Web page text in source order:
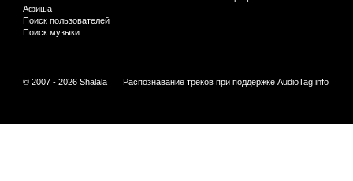
Афиша
Поиск пользователей
Поиск музыки
© 2007 - 2026 Shalala Распознавание треков при поддержке AudioTag.info